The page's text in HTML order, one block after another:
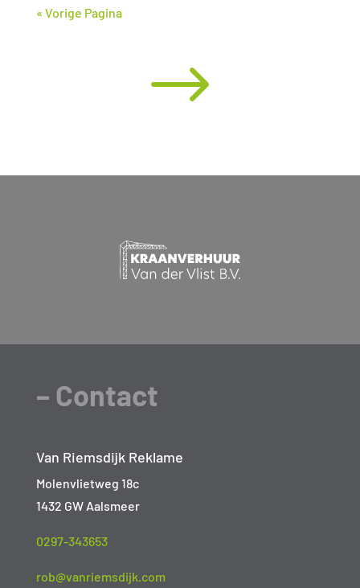
« Vorige Pagina
$
– Contact
Van Riemsdijk Reklame
Molenvlietweg 18c
1432 GW Aalsmeer
0297-343653
rob@vanriemsdijk.com